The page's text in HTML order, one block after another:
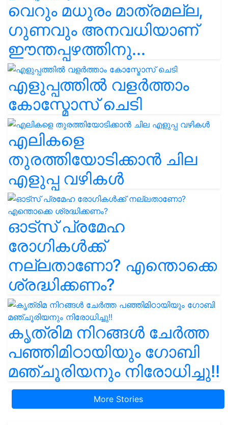
വെറും മധുരം മാത്രമല്ല,
ഗുണവും അനവധിയാണ്
ഈന്തപ്പഴത്തിനു...
എളുപ്പത്തിൽ വളർത്താം
കോസ്മോസ് ചെടി
എലികളെ
തുരത്തിയോടിക്കാൻ ചില
എളുപ്പ വഴികൾ
ഓട്സ് പ്രമേഹ
രോഗികൾക്ക്
നല്ലതാണോ? എന്തൊക്കെ
ശ്രദ്ധിക്കണം?
കൃത്രിമ നിറങ്ങൾ ചേർത്ത
പഞ്ഞിമിഠായിയും ഗോബി
മഞ്ചൂരിയനും നിരോധിച്ചു!!
More Stories